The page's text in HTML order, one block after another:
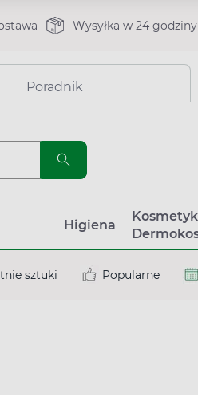
Wysyłka w 24 godziny
Poradnik
Higiena
sztuki Popularne